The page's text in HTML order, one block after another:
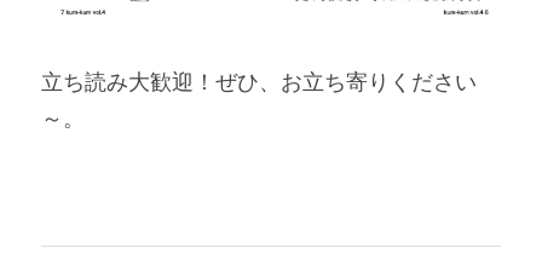
立ち読み大歓迎！ぜひ、お立ち寄りください
～。